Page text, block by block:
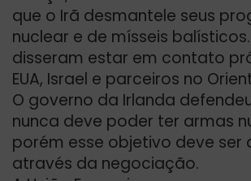
que o Irã desmantele seus
nuclear e de mísseis
disseram estar em contato
EUA, Israel e parceiros no
O governo da Irlanda
nunca deve poder ter armas
porém esse objetivo deve ser
através da negociação.